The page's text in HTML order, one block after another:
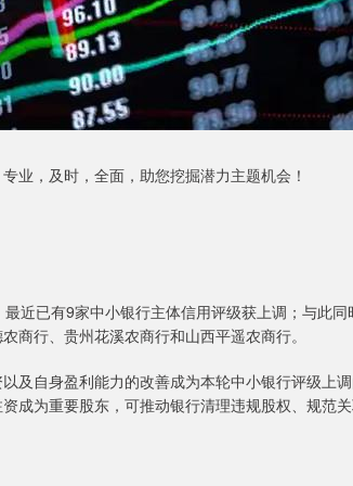
，及时，全面，助您挖掘潜力主题机会！
已有9家中小银行主体信用评级获上调；与此同
商行、贵州花溪农商行和山西平遥农商行。
自身盈利能力的改善成为本轮中小银行评级上
成为重要股东，可推动银行清理违规股权、规范